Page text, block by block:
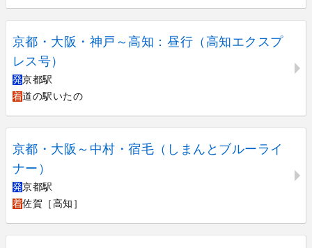
京都・大阪・神戸～高知：昼行（高知エクスプ
レス号）
発京都駅
着道の駅いたの
京都・大阪～中村・宿毛（しまんとブルーライ
ナー）
発京都駅
着佐賀［高知］